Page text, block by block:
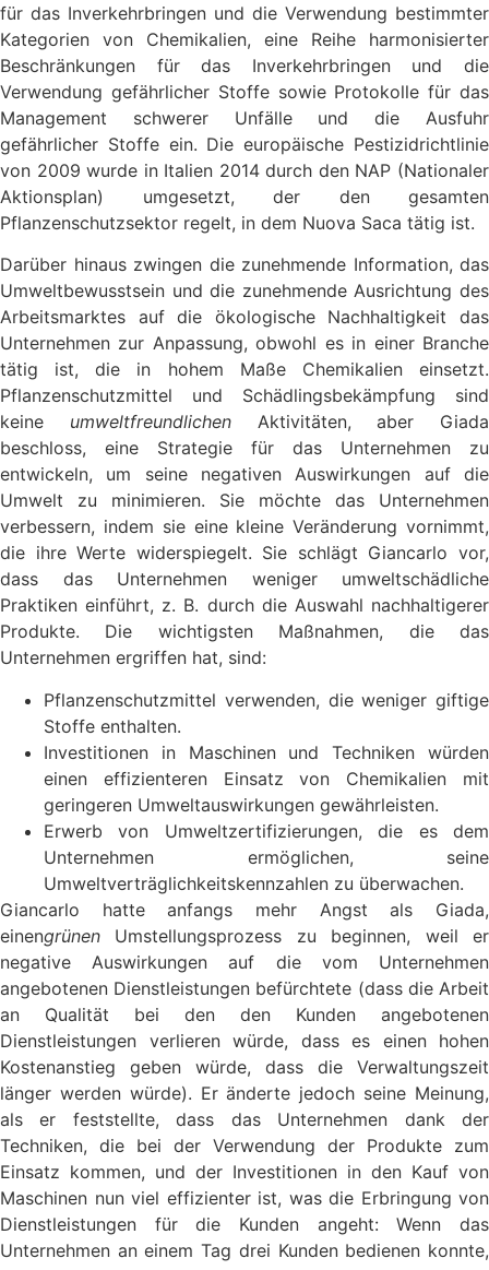
für das Inverkehrbringen und die Verwendung bestimmter
Kategorien von Chemikalien, eine Reihe harmonisierter
Beschränkungen für das Inverkehrbringen und die
Verwendung gefährlicher Stoffe sowie Protokolle für das
Management schwerer Unfälle und die Ausfuhr
gefährlicher Stoffe ein. Die europäische Pestizidrichtlinie
von 2009 wurde in Italien 2014 durch den NAP (Nationaler
Aktionsplan) umgesetzt, der den gesamten
Pflanzenschutzsektor regelt, in dem Nuova Saca tätig ist.
Darüber hinaus zwingen die zunehmende Information, das
Umweltbewusstsein und die zunehmende Ausrichtung des
Arbeitsmarktes auf die ökologische Nachhaltigkeit das
Unternehmen zur Anpassung, obwohl es in einer Branche
tätig ist, die in hohem Maße Chemikalien einsetzt.
Pflanzenschutzmittel und Schädlingsbekämpfung sind
keine umweltfreundlichenAktivitäten, aber Giada
beschloss, eine Strategie für das Unternehmen zu
entwickeln, um seine negativen Auswirkungen auf die
Umwelt zu minimieren. Sie möchte das Unternehmen
verbessern, indem sie eine kleine Veränderung vornimmt,
die ihre Werte widerspiegelt. Sie schlägt Giancarlo vor,
dass das Unternehmen weniger umweltschädliche
Praktiken einführt, z. B. durch die Auswahl nachhaltigerer
Produkte. Die wichtigsten Maßnahmen, die das
Unternehmen ergriffen hat, sind:
Pflanzenschutzmittel verwenden, die weniger giftige
Stoffe enthalten.
Investitionen in Maschinen und Techniken würden
einen effizienteren Einsatz von Chemikalien mit
geringeren Umweltauswirkungen gewährleisten.
Erwerb von Umweltzertifizierungen, die es dem
Unternehmen ermöglichen, seine
Umweltverträglichkeitskennzahlen zu überwachen.
Giancarlo hatte anfangs mehr Angst als Giada,
einengrünen Umstellungsprozess zu beginnen, weil er
negative Auswirkungen auf die vom Unternehmen
angebotenen Dienstleistungen befürchtete (dass die Arbeit
an Qualität bei den den Kunden angebotenen
Dienstleistungen verlieren würde, dass es einen hohen
Kostenanstieg geben würde, dass die Verwaltungszeit
länger werden würde). Er änderte jedoch seine Meinung,
als er feststellte, dass das Unternehmen dank der
Techniken, die bei der Verwendung der Produkte zum
Einsatz kommen, und der Investitionen in den Kauf von
Maschinen nun viel effizienter ist, was die Erbringung von
Dienstleistungen für die Kunden angeht: Wenn das
Unternehmen an einem Tag drei Kunden bedienen konnte,